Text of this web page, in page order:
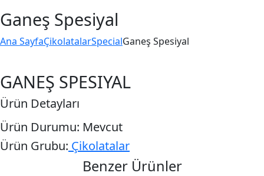
Ganeş Spesiyal
Ana SayfaÇikolatalarSpecialGaneş Spesiyal
GANEŞ SPESIYAL
Ürün Detayları
Ürün Durumu: Mevcut
Ürün Grubu: Çikolatalar
Benzer Ürünler